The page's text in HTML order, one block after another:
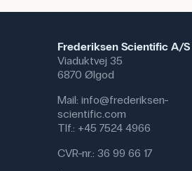
Frederiksen Scientific A/S
Viaduktvej 35
6870 Ølgod
Mail: info@frederiksen-
scientific.com
Tlf.: +45 7524 4966
CVR-nr.: 36 99 66 17